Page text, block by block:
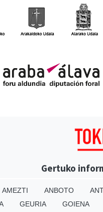
Gertuko
AMEZTI ANBOTO
GEURIA GOIENA